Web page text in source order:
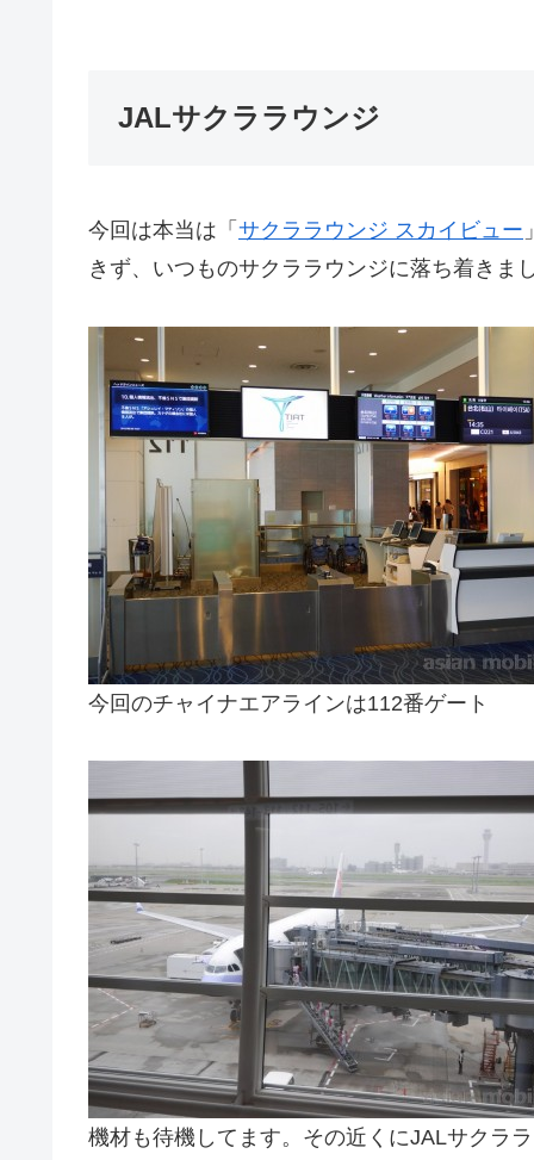
JALサクララウンジ
今回は本当は「 サクララウンジ スカイビュー
きず、いつものサクララウンジに落ち着きま
今回のチャイナエアラインは112番ゲート
機材も待機してます。その近くにJALサクラ